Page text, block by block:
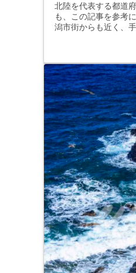
北陸を代表する都道
も、この記事を参考
潟市街からも近く、手